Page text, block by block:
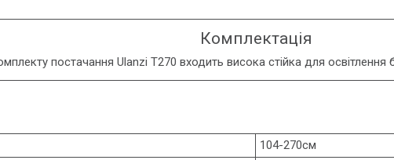
Комплектація
постачання Ulanzi T270 входить висока стійка для освітлення
104-270см